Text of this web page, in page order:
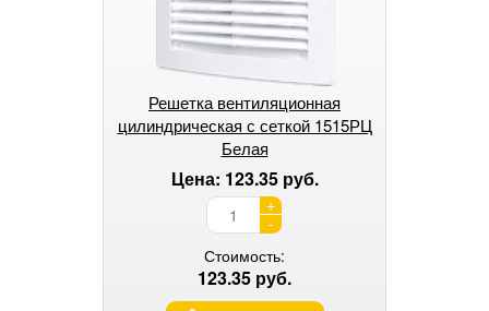
Решетка вентиляционная
цилиндрическая с сеткой 1515РЦ
Белая
Цена: 123.35 руб.
+
-
Стоимость:
123.35 руб.